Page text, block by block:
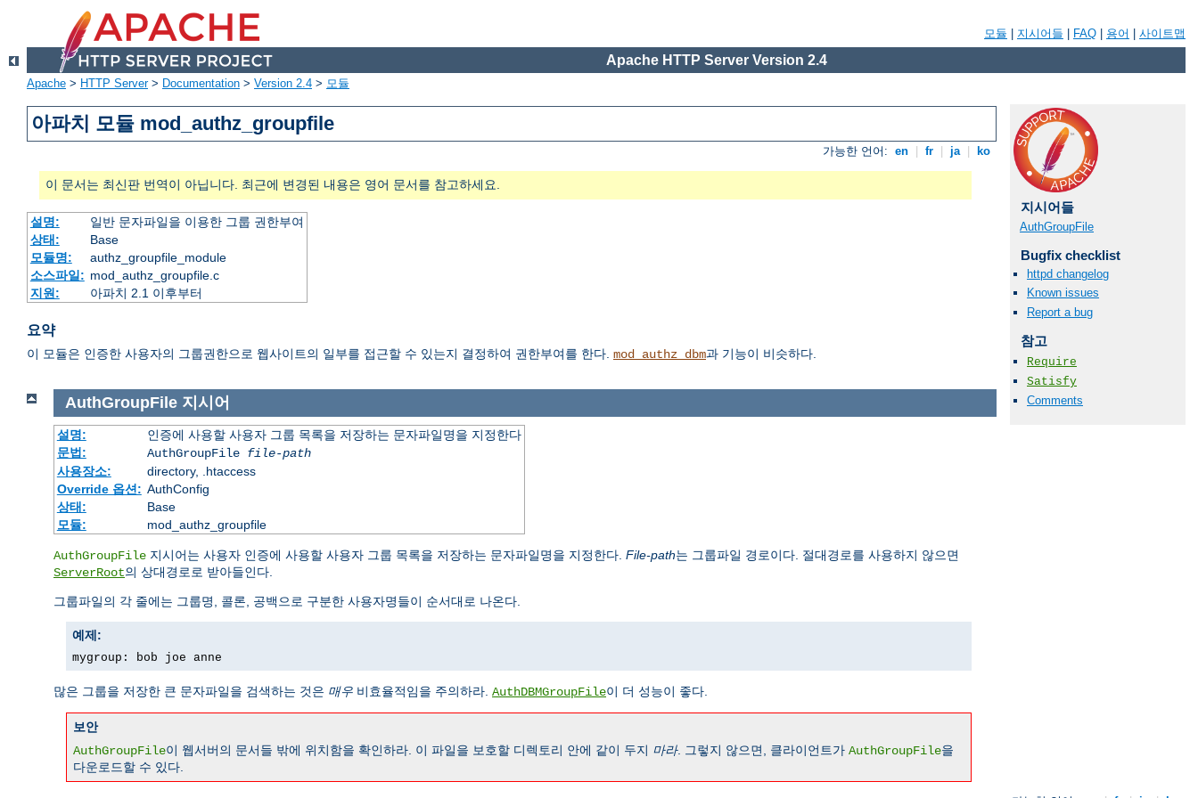
모듈 지시어들 FAQ 용어 사이트맵
Apache HTTP Server Version 2.4
Apache > HTTP Server> Documentation > Version 2.4 > 모듈
아파치 모듈 mod_authz_groupfile
가능한 언어: en fr ja ko
이 문서는 최신판 번역이 아닙니다. 최근에 변경된 내용은 영어 문서를 참고하세요.
설명:
일반 문자파일을 이용한 그룹 권한부여
상태:
Base
모듈명:
authz_groupfile_module
소스파일: mod_authz_groupfile.c
지원:
아파치 2.1 이후부터
요약
이 모듈은 인증한 사용자의 그룹권한으로 웹사이트의 일부를 접근할 수 있는지 결정하여 권한부여를 한다. mod_authz_dbm과 기능이 비슷하다.
지시어들
AuthGroupFile
Bugfix checklist
httpd changelog
Known issues
Report a bug
참고
Require
Satisfy
Comments
AuthGroupFile 지시어
설명:
인증에 사용할 사용자 그룹 목록을 저장하는 문자파일명을 지정한다
문법:
AuthGroupFile file-path
사용장소:
directory, .htaccess
Override 옵션: AuthConfig
상태:
Base
모듈:
mod_authz_groupfile
AuthGroupFile 지시어는 사용자 인증에 사용할 사용자 그룹 목록을 저장하는 문자파일명을 지정한다. File-path는 그룹파일 경로이다. 절대경로를 사용하지 않으면
ServerRoot의 상대경로로 받아들인다.
그룹파일의 각 줄에는 그룹명, 콜론, 공백으로 구분한 사용자명들이 순서대로 나온다.
예제:
mygroup: bob joe anne
많은 그룹을 저장한 큰 문자파일을 검색하는 것은 매우 비효율적임을 주의하라. AuthDBMGroupFile이 더 성능이 좋다.
보안
AuthGroupFile이 웹서버의 문서들 밖에 위치함을 확인하라. 이 파일을 보호할 디렉토리 안에 같이 두지 마라. 그렇지 않으면, 클라이언트가 AuthGroupFile을
다운로드할 수 있다.